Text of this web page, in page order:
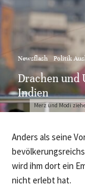
Merz und Modi
Newsflash Politik
Drachen und
Indien
Anders als seine
wird ihm dort ein
nicht erlebt hat.